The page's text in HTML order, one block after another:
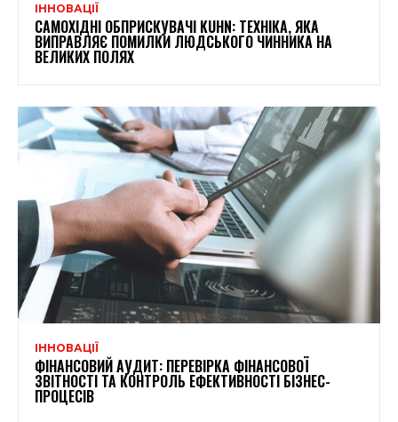
ІННОВАЦІЇ
САМОХІДНІ ОБПРИСКУВАЧІ KUHN: ТЕХНІКА, ЯКА
ВИПРАВЛЯЄ ПОМИЛКИ ЛЮДСЬКОГО ЧИННИКА НА
ВЕЛИКИХ ПОЛЯХ
ІННОВАЦІЇ
ФІНАНСОВИЙ АУДИТ: ПЕРЕВІРКА ФІНАНСОВОЇ
ЗВІТНОСТІ ТА КОНТРОЛЬ ЕФЕКТИВНОСТІ БІЗНЕС-
ПРОЦЕСІВ